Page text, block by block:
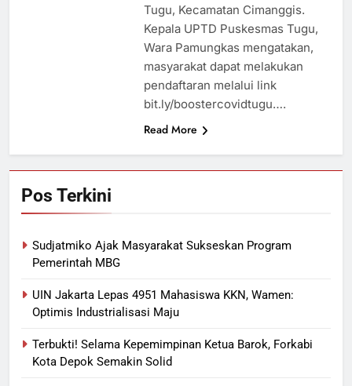
Tugu, Kecamatan Cimanggis.
Kepala UPTD Puskesmas Tugu,
Wara Pamungkas mengatakan,
masyarakat dapat melakukan
pendaftaran melalui link
bit.ly/boostercovidtugu….
Read More
Pos Terkini
Sudjatmiko Ajak Masyarakat Sukseskan Program
Pemerintah MBG
UIN Jakarta Lepas 4951 Mahasiswa KKN, Wamen:
Optimis Industrialisasi Maju
Terbukti! Selama Kepemimpinan Ketua Barok, Forkabi
Kota Depok Semakin Solid